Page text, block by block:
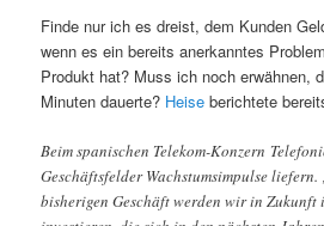
Finde nur ich es dreist, dem Kunden
wenn es ein bereits anerkanntes
Produkt hat? Muss ich noch erwähnen,
Minuten dauerte? Heise berichtete
Beim spanischen Telekom-Konzern
Geschäftsfelder Wachstumsimpulse liefern.
bisherigen Geschäft werden wir in Zukunft